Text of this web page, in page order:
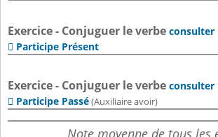
Exercice - Conjuguer le verbe consulter
 Participe Présent
Exercice - Conjuguer le verbe consulter
 Participe Passé(Auxiliaire avoir)
Note moyenne de tous les